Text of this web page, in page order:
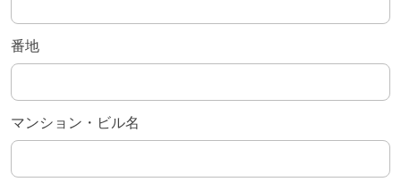
番地
マンション・ビル名